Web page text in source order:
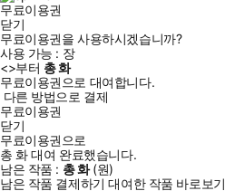
무료이용권
닫기
무료이용권을 사용하시겠습니까?
사용 가능 : 장
<>부터 총화
무료이용권으로 대여합니다.
다른 방법으로 결제
무료이용권
닫기
무료이용권으로
총 화대여 완료했습니다.
남은 작품 : 총화(원)
남은 작품 결제하기 대여한 작품 바로보기